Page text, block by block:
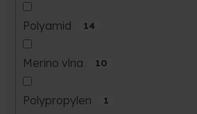
Polyamid 14
Merino vlna 10
Polypropylen 1